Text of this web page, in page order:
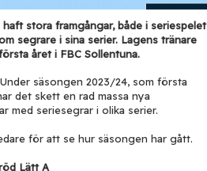
stora framgångar, både i seriespelet
segrare i sina serier. Lagens tränare
året i FBC Sollentuna.
säsongen 2023/24, som första
det skett en rad massa nya
med seriesegrar i olika serier.
för att se hur säsongen har gått.
Lätt A